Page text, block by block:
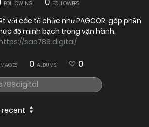
FOLLOWING 0 FOLLOWERS
với các tổ chức như PAGCOR, góp phần
độ minh bạch trong vận hành.
sao789.digital/
IMAGES 0 ALBUMS 0
recent